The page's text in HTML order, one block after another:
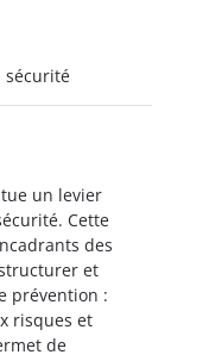
sécurité
un levier
Cette
des
et
prévention :
risques et
de